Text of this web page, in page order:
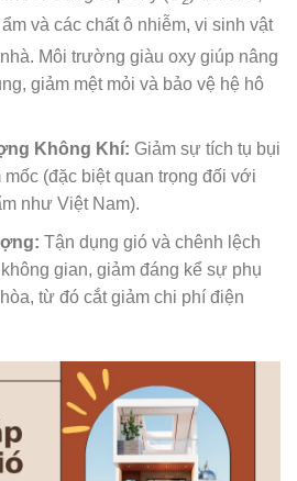
và các chất ô nhiễm, vi sinh vật
Môi trường giàu oxy giúp nâng
giảm mệt mỏi và bảo vệ hệ hô
Không Khí: Giảm sự tích tụ bụi
mốc (đặc biệt quan trọng đối với
như Việt Nam).
Tận dụng gió và chênh lệch
gian, giảm đáng kể sự phụ
từ đó cắt giảm chi phí điện